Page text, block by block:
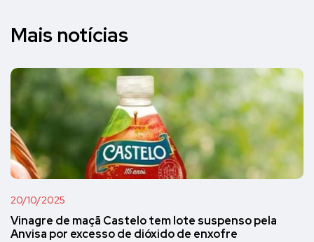
Mais notícias
20/10/2025
Vinagre de maçã Castelo tem lote suspenso pela
Anvisa por excesso de dióxido de enxofre